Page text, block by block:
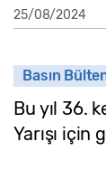
25/08/2024
Basın
Bu yıl 36.
Yarışı için